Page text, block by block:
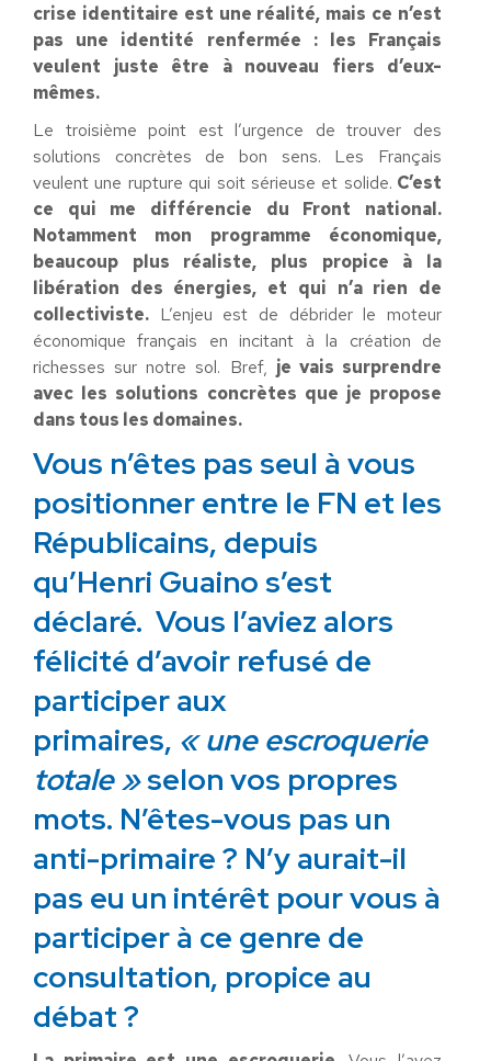
crise identitaire est une réalité, mais ce n’est
pas une identité renfermée : les Français
veulent juste être à nouveau fiers d’eux-
mêmes.
Le troisième point est l’urgence de trouver des
solutions concrètes de bon sens. Les Français
veulent une rupture qui soit sérieuse et solide. C’est
ce qui me différencie du Front national.
Notamment mon programme économique,
beaucoup plus réaliste, plus propice à la
libération des énergies, et qui n’a rien de
collectiviste. L’enjeu est de débrider le moteur
économique français en incitant à la création de
richesses sur notre sol. Bref, je vais surprendre
avec les solutions concrètes que je propose
dans tous les domaines.
Vous n’êtes pas seul à vous
positionner entre le FN et les
Républicains, depuis
qu’Henri Guaino s’est
déclaré. Vous l’aviez alors
félicité d’avoir refusé de
participer aux
primaires, « une escroquerie
totale »selon vos propres
mots. N’êtes-vous pas un
anti-primaire ? N’y aurait-il
pas eu un intérêt pour vous à
participer à ce genre de
consultation, propice au
débat ?